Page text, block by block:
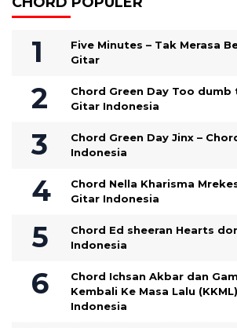
Five Minutes – Tak Merasa
Gitar
Chord Green Day Too dumb
Gitar Indonesia
Chord Green Day Jinx –
Indonesia
Chord Nella Kharisma
Gitar Indonesia
Chord Ed sheeran Hearts
Indonesia
Chord Ichsan Akbar dan
Kembali Ke Masa Lalu
Indonesia